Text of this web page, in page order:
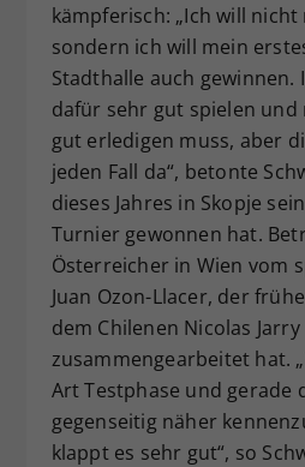
kämpferisch: „Ich will
sondern ich will mein
Stadthalle auch gewinnen.
dafür sehr gut spielen und
gut erledigen muss, aber
jeden Fall da“, betonte
dieses Jahres in Skopje
Turnier gewonnen hat.
Österreicher in Wien vom
Juan Ozon-Llacer, der
dem Chilenen Nicolas Jarry
zusammengearbeitet hat.
Art Testphase und gerade
gegenseitig näher
klappt es sehr gut“, so